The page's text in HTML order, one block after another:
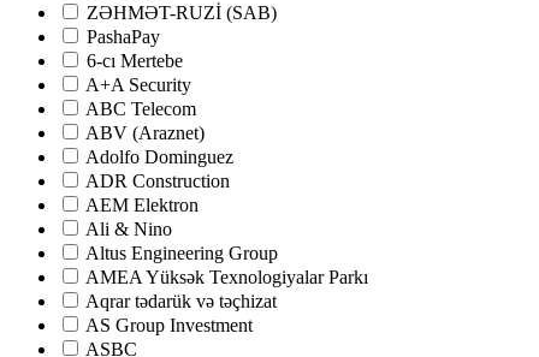
ZƏHMƏT-RUZİ (SAB)
PashaPay
6-cı Mertebe
A+A Security
ABC Telecom
ABV (Araznet)
Adolfo Dominguez
ADR Construction
AEM Elektron
Ali & Nino
Altus Engineering Group
AMEA Yüksək Texnologiyalar Parkı
Aqrar tədarük və təçhizat
AS Group Investment
ASBC